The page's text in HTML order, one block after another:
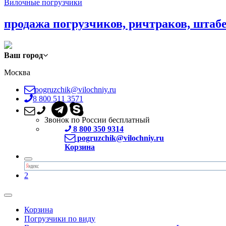
Вилочные погрузчики
продажа погрузчиков, ричтраков,
Ваш город
Москва
pogruzchik@vilochniy.ru
8 800 511 3571
Звонок по России бесплатный
8 800 350 9314
pogruzchik@vilochniy.ru
Корзина
2
Корзина
Погрузчики по виду